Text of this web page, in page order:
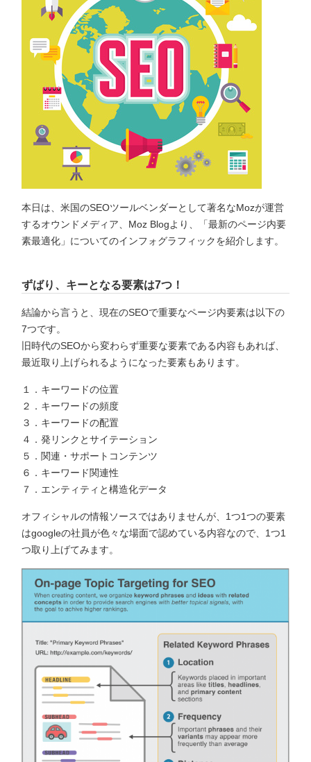
本日は、米国のSEOツールベンダーとして著名なMozが運営
するオウンドメディア、Moz Blogより、「最新のページ内要
素最適化」についてのインフォグラフィックを紹介します。
ずばり、キーとなる要素は7つ！
結論から言うと、現在のSEOで重要なページ内要素は以下の
7つです。
旧時代のSEOから変わらず重要な要素である内容もあれば、
最近取り上げられるようになった要素もあります。
１．キーワードの位置
２．キーワードの頻度
３．キーワードの配置
４．発リンクとサイテーション
５．関連・サポートコンテンツ
６．キーワード関連性
７．エンティティと構造化データ
オフィシャルの情報ソースではありませんが、1つ1つの要素
はgoogleの社員が色々な場面で認めている内容なので、1つ1
つ取り上げてみます。